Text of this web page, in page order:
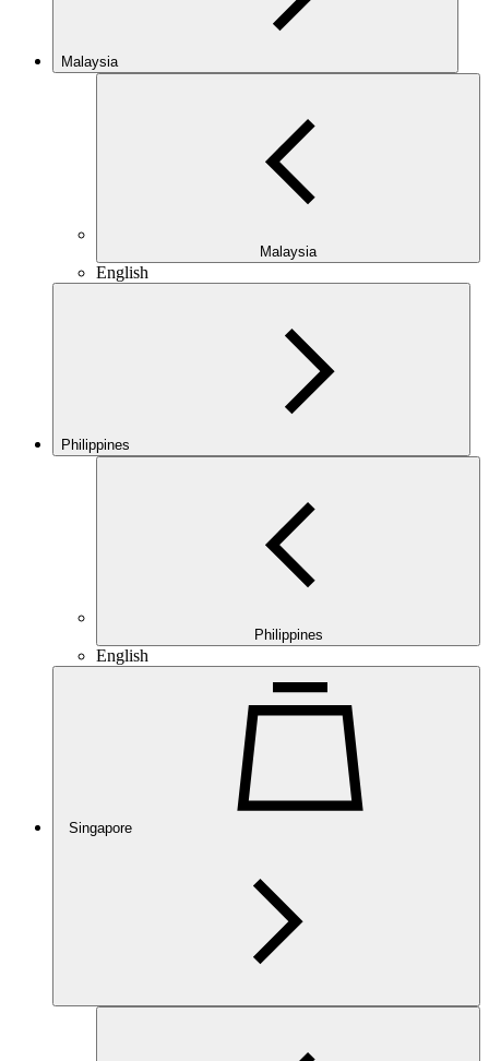
Malaysia
Malaysia
English
Philippines
Philippines
English
Singapore